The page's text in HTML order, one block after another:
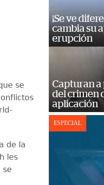
se
de la
les
se
¡Se ve
cambia su
erupción
Capturan a
del crimen
aplicación
ESPECIAL